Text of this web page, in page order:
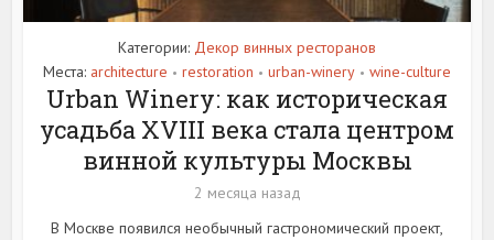
Категории: Декор винных ресторанов
Места: architecture • restoration • urban-winery • wine-culture
Urban Winery: как историческая
усадьба XVIII века стала центром
винной культуры Москвы
2 месяца назад
В Москве появился необычный гастрономический проект,